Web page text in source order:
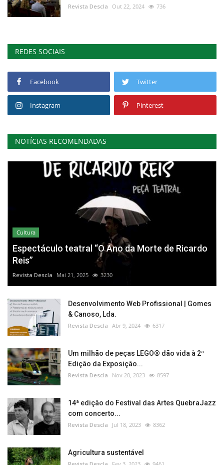
Revista Descla Out 22, 2024 736
REDES SOCIAIS
Facebook Twitter
Instagram Pinterest
NOTÍCIAS RECOMENDADAS
Cultura
Espectáculo teatral “O Ano da Morte de Ricardo
Reis”
Revista Descla Mai 21, 2025 3230
Desenvolvimento Web Profissional | Gomes
& Canoso, Lda.
Revista Descla Abr 9, 2024 6317
Um milhão de peças LEGO® dão vida à 2ª
Edição da Exposição...
Revista Descla Nov 20, 2023 8597
14ª edição do Festival das Artes QuebraJazz
com concerto...
Revista Descla Jul 18, 2023 8362
Agricultura sustentável